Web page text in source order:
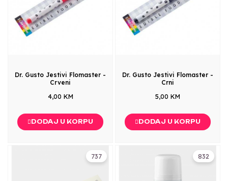
Dr. Gusto Jestivi Flomaster -
Crveni
4,00 KM
DODAJ U KORPU
Dr. Gusto Jestivi Flomaster -
Crni
5,00 KM
DODAJ U KORPU
737 832